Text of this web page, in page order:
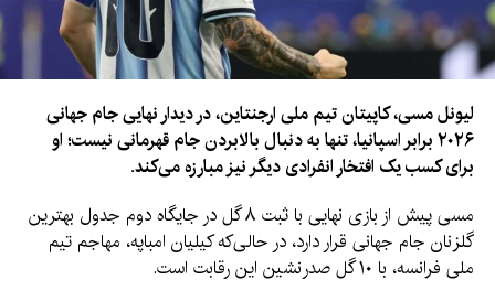
لیونل مسی، کاپیتان تیم ملی ارجنتاین، در دیدار نهایی جام جهانی
۲۰۲۶ برابر اسپانیا، تنها به دنبال بالابردن جام قهرمانی نیست؛ او
برای کسب یک افتخار انفرادی دیگر نیز مبارزه می‌کند.
مسی پیش از بازی نهایی با ثبت ۸ گل در جایگاه دوم جدول بهترین
گلزنان جام جهانی قرار دارد، در حالی‌که کیلیان امباپه، مهاجم تیم
ملی فرانسه، با ۱۰ گل صدرنشین این رقابت است.